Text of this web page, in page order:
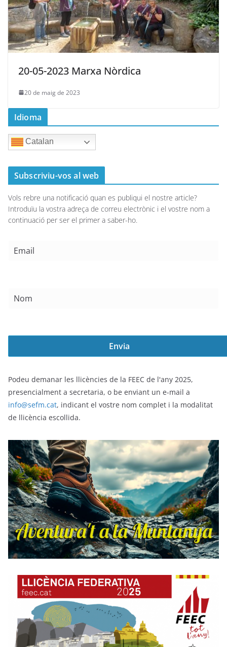
20-05-2023 Marxa Nòrdica
20 de maig de 2023
Idioma
Catalan
Subscriviu-vos al web
Vols rebre una notificació quan es publiqui el nostre article?
Introduïu la vostra adreça de correu electrònic i el vostre nom a
continuació per ser el primer a saber-ho.
Podeu demanar les llicències de la FEEC de l'any 2025,
presencialment a secretaria, o be enviant un e-mail a
info@sefm.cat, indicant el vostre nom complet i la modalitat
de llicència escollida.